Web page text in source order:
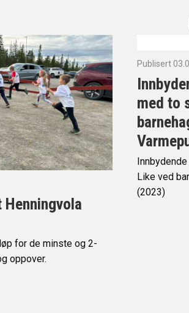
for de minste og 2-
oppover.
Publisert
med to
Like ved
(2023)